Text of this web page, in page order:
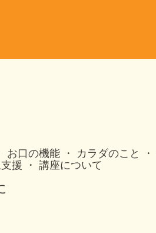
お口の機能 カラダのこと
援
講座について